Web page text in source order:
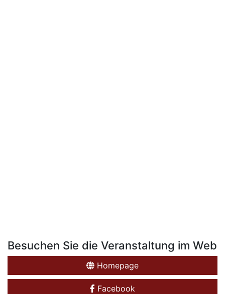
Besuchen Sie die Veranstaltung im Web
Homepage
Facebook